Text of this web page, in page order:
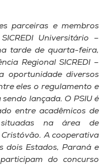
parceiras e membros
Universitário –
tarde de quarta-feira,
Regional SICREDI –
oportunidade diversos
eles o regulamento e
lançada. O PSIU é
entre acadêmicos de
situadas na área de
Cristóvão. A cooperativa
dois Estados, Paraná e
do concurso